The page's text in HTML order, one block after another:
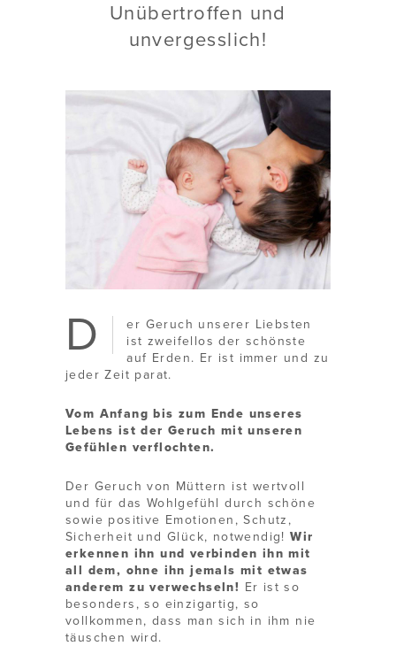
Unübertroffen und
unvergesslich!
D
er Geruch unserer Liebsten
ist zweifellos der schönste
auf Erden. Er ist immer und zu
jeder Zeit parat.
Vom Anfang bis zum Ende unseres
Lebens ist der Geruch mit unseren
Gefühlen verflochten.
Der Geruch von Müttern ist wertvoll
und für das Wohlgefühl durch schöne
sowie positive Emotionen, Schutz,
Sicherheit und Glück, notwendig!Wir
erkennen ihn und verbinden ihn mit
all dem, ohne ihn jemals mit etwas
anderem zu verwechseln! Er ist so
besonders, so einzigartig, so
vollkommen, dass man sich in ihm nie
täuschen wird.